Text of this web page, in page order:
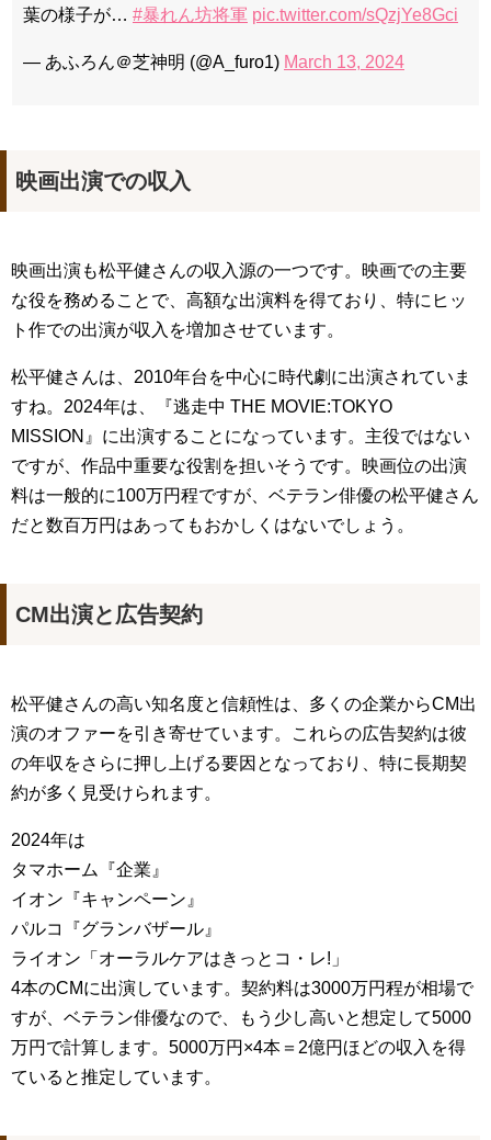
葉の様子が… #暴れん坊将軍 pic.twitter.com/sQzjYe8Gci
— あふろん＠芝神明 (@A_furo1) March 13, 2024
映画出演での収入
映画出演も松平健さんの収入源の一つです。映画での主要
な役を務めることで、高額な出演料を得ており、特にヒッ
ト作での出演が収入を増加させています。
松平健さんは、2010年台を中心に時代劇に出演されていま
すね。2024年は、『逃走中 THE MOVIE:TOKYO
MISSION』に出演することになっています。主役ではない
ですが、作品中重要な役割を担いそうです。映画位の出演
料は一般的に100万円程ですが、ベテラン俳優の松平健さん
だと数百万円はあってもおかしくはないでしょう。
CM出演と広告契約
松平健さんの高い知名度と信頼性は、多くの企業からCM出
演のオファーを引き寄せています。これらの広告契約は彼
の年収をさらに押し上げる要因となっており、特に長期契
約が多く見受けられます。
2024年は
タマホーム『企業』
イオン『キャンペーン』
パルコ『グランバザール』
ライオン「オーラルケアはきっとコ・レ!」
4本のCMに出演しています。契約料は3000万円程が相場で
すが、ベテラン俳優なので、もう少し高いと想定して5000
万円で計算します。5000万円×4本＝2億円ほどの収入を得
ていると推定しています。